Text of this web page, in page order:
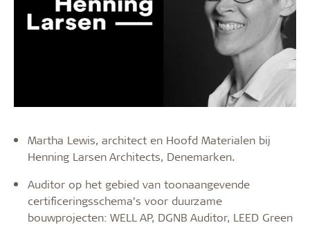
Martha Lewis, architect en Hoofd Materialen bij
Henning Larsen Architects, Denemarken.
Auditor op het gebied van toonaangevende
certificeringsschema’s voor duurzame
bouwprojecten: WELL AP, DGNB Auditor, LEED Green